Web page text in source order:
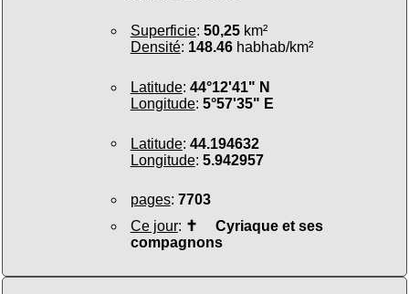
Superficie: 50,25km²
Densité: 148.46habhab/km²
Latitude: 44°12'41" N
Longitude: 5°57'35" E
Latitude: 44.194632
Longitude: 5.942957
pages: 7703
Ce jour: ✝ Cyriaque et ses
compagnons